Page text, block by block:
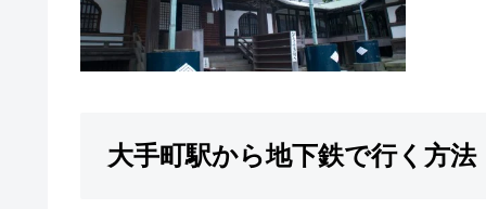
大手町駅から地下鉄で行く方法